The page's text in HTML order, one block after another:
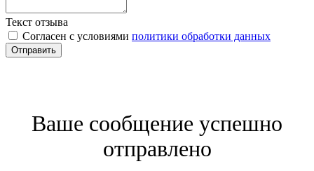
Текст отзыва
Согласен с условиями политики обработки данных
Отправить
Ваше сообщение успешно
отправлено